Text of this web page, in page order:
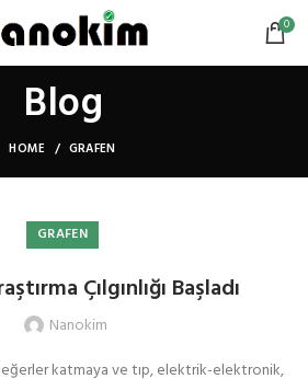
0
Blog
HOME GRAFEN
GRAFEN
Çılgınlığı Başladı
Nanokim
katmaya ve tıp, elektrik-elektronik,